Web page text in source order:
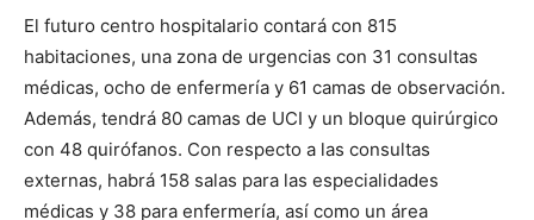
El futuro centro hospitalario contará con 815
habitaciones, una zona de urgencias con 31 consultas
médicas, ocho de enfermería y 61 camas de observación.
Además, tendrá 80 camas de UCI y un bloque quirúrgico
con 48 quirófanos. Con respecto a las consultas
externas, habrá 158 salas para las especialidades
médicas y 38 para enfermería, así como un área